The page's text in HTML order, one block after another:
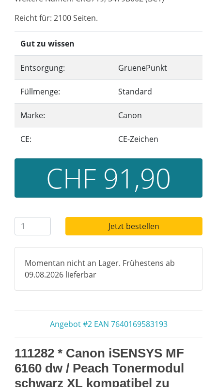
Reicht für: 2100 Seiten.
Gut zu wissen
Entsorgung: GruenePunkt
Füllmenge: Standard
Marke: Canon
CE: CE-Zeichen
CHF 91,90
Jetzt bestellen
Momentan nicht an Lager. Frühestens ab
09.08.2026 lieferbar
Angebot #2 EAN 7640169583193
111282 * Canon iSENSYS MF
6160 dw / Peach Tonermodul
schwarz XL kompatibel zu